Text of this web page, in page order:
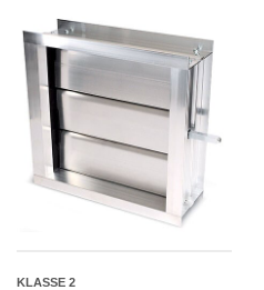
KLASSE 2